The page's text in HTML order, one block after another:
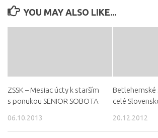
YOU MAY ALSO LIKE...
ZSSK – Mesiac úcty k starším
s ponukou SENIOR SOBOTA
06.10.2013
celé
20.12.2012